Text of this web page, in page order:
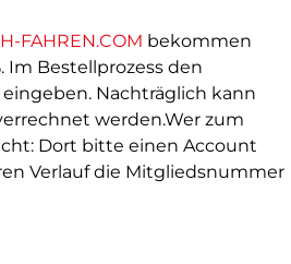
FAHREN.COM bekommen
Im Bestellprozess den
eingeben. Nachträglich kann
werden.Wer zum
Dort bitte einen Account
Verlauf die Mitgliedsnummer